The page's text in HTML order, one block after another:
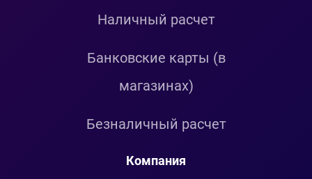
Наличный расчет
Банковские карты (в
магазинах)
Безналичный расчет
Компания